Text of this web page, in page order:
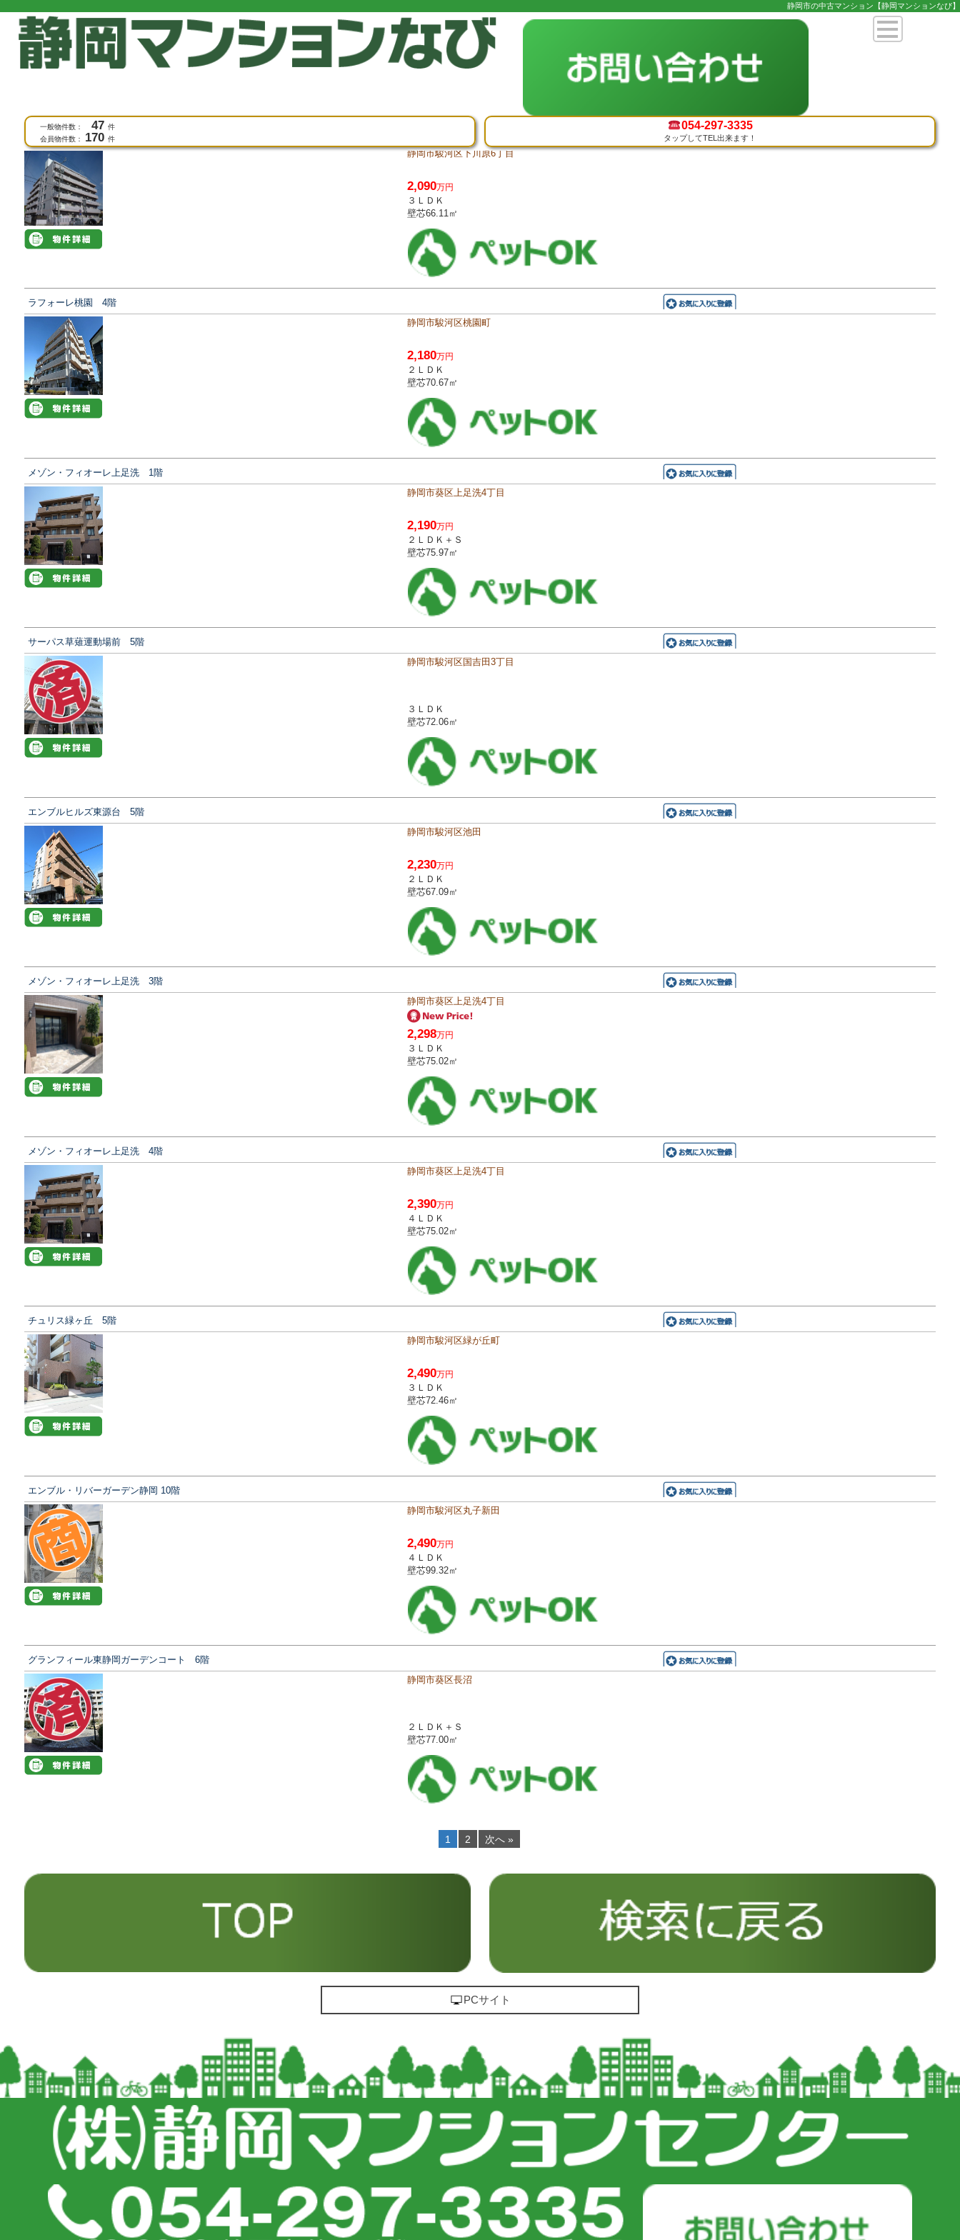
静岡市の中古マンション【静岡マンションなび】
一般物件数： 47 件
会員物件数：
170 件
054-297-3335
タップしてTEL出来ます！
ラフォーレ下川原 6階
静岡市駿河区下川原6丁目
2,090万円
３ＬＤＫ
壁芯66.11㎡
ラフォーレ桃園 4階
静岡市駿河区桃園町
2,180万円
２ＬＤＫ
壁芯70.67㎡
メゾン・フィオーレ上足洗 1階
静岡市葵区上足洗4丁目
2,190万円
２ＬＤＫ＋Ｓ
壁芯75.97㎡
サーパス草薙運動場前 5階
静岡市駿河区国吉田3丁目
３ＬＤＫ
壁芯72.06㎡
エンブルヒルズ東源台 5階
静岡市駿河区池田
2,230万円
２ＬＤＫ
壁芯67.09㎡
メゾン・フィオーレ上足洗 3階
静岡市葵区上足洗4丁目
2,298万円
３ＬＤＫ
壁芯75.02㎡
メゾン・フィオーレ上足洗 4階
静岡市葵区上足洗4丁目
2,390万円
４ＬＤＫ
壁芯75.02㎡
チュリス緑ヶ丘 5階
静岡市駿河区緑が丘町
2,490万円
３ＬＤＫ
壁芯72.46㎡
エンブル・リバーガーデン静岡 10階
静岡市駿河区丸子新田
2,490万円
４ＬＤＫ
壁芯99.32㎡
グランフィール東静岡ガーデンコート 6階
静岡市葵区長沼
２ＬＤＫ＋Ｓ
壁芯77.00㎡
1 2 次へ »
PCサイト